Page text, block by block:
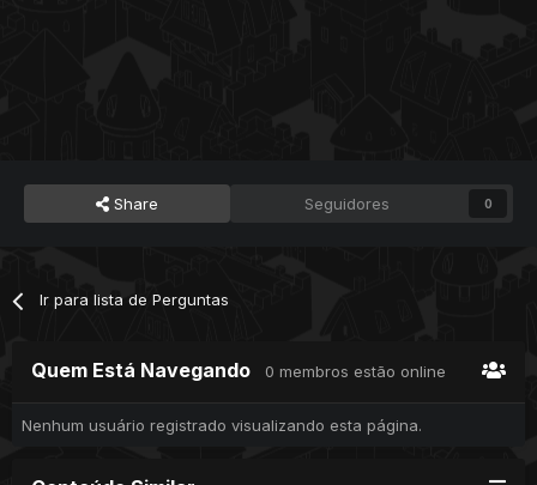
Share Seguidores 0
Ir para lista de Perguntas
Quem Está Navegando 0 membros estão online
Nenhum usuário registrado visualizando esta página.